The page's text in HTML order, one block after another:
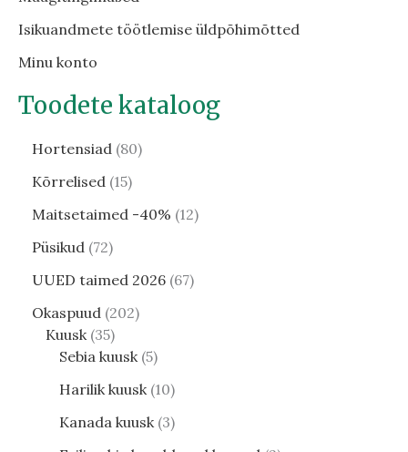
Isikuandmete töötlemise üldpõhimõtted
Minu konto
Toodete kataloog
Hortensiad 80
Kõrrelised 15
Maitsetaimed -40% 12
Püsikud 72
UUED taimed 2026 67
Okaspuud 202
Kuusk 35
Sebia kuusk 5
Harilik kuusk 10
Kanada kuusk 3